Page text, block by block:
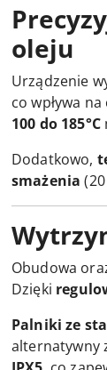
oleju
Urządzenie
co wpływa
100 do 185°C
Dodatkowo,
smażenia
Obudowa
Dzięki
Palniki ze
alternatywny